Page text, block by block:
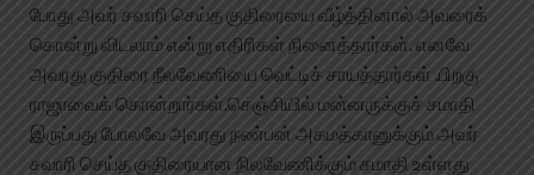
போது அவர் சவாரி செய்த குதிரையை வீழ்த்தினால் அவரைக்
கொன்று விடலாம் என்று எதிரிகள் நினைத்தார்கள். எனவே
அவரது குதிரை நீலவேணியை வெட்டிச் சாயத்தார்கள் .பிறகு
ராஜாவைக் கொன்றார்கள்.செஞ்சியில் மன்னருக்குச் சமாதி
இருப்பது போலவே அவரது நண்பன் அகமத்கானுக்கும் அவர்
சவாரி செய்த குதிரையான நிலவேணிக்கும் சமாதி உள்ளது